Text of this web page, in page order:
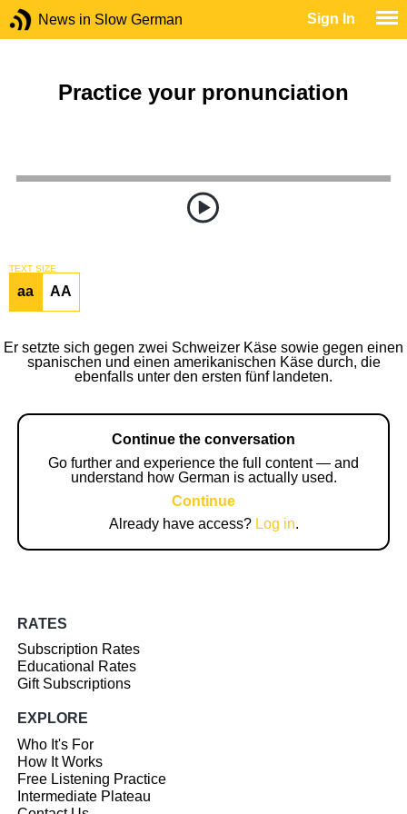
News in Slow German Sign In
Practice your pronunciation
TEXT SIZE
aa AA
Er setzte sich gegen zwei Schweizer Käse sowie gegen einen
spanischen und einen amerikanischen Käse durch, die
ebenfalls unter den ersten fünf landeten.
Continue the conversation
Go further and experience the full content — and
understand how German is actually used.
Continue
Already have access? Log in.
RATES
Subscription Rates
Educational Rates
Gift Subscriptions
EXPLORE
Who It's For
How It Works
Free Listening Practice
Intermediate Plateau